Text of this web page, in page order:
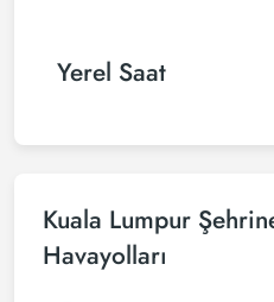
Yerel Saat
Kuala Lumpur
Havayolları